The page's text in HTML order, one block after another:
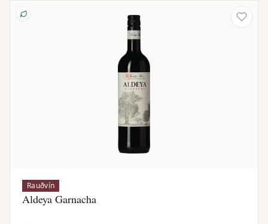
Rauðvín
Aldeya Garnacha